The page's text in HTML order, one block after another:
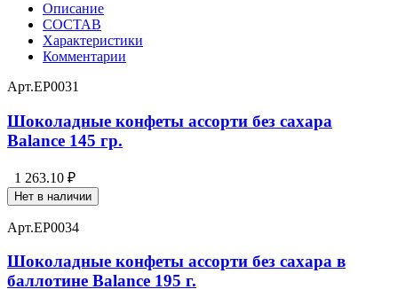
Описание
СОСТАВ
Характеристики
Комментарии
Арт.EP0031
Шоколадные конфеты ассорти без сахара
Balance 145 гр.
1 263.10 ₽
Нет в наличии
Арт.EP0034
Шоколадные конфеты ассорти без сахара в
баллотине Balance 195 г.